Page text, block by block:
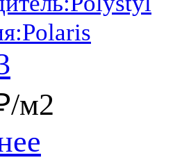
Polaris
м2